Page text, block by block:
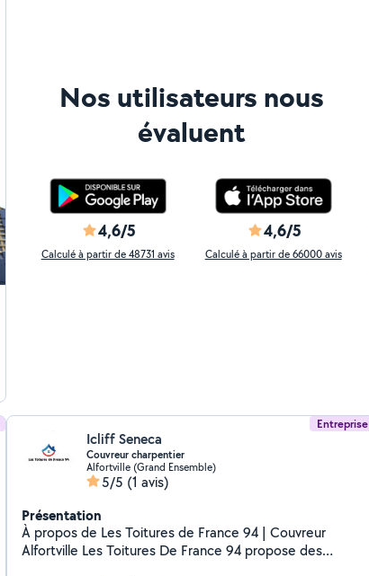
Nos utilisateurs nous
évaluent
4,6/5
Calculé à partir de 48731 avis
4,6/5
Calculé à partir de 66000 avis
Entreprise
Icliff Seneca
Couvreur charpentier
Alfortville (Grand Ensemble)
5/5 (1 avis)
Présentation
À propos de Les Toitures de France 94 | Couvreur
Alfortville Les Toitures De France 94 propose des